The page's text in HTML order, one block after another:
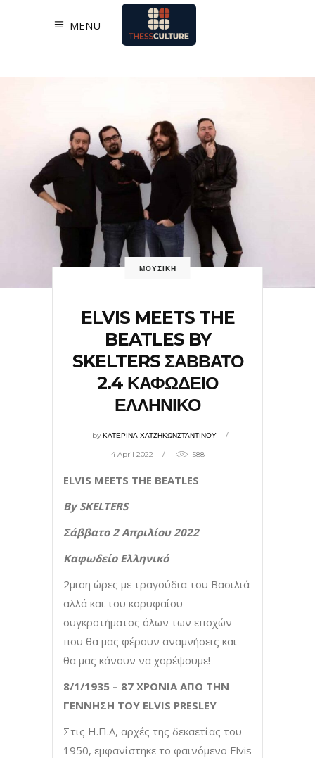
MENU
ΜΟΥΣΙΚΗ
ELVIS MEETS THE
BEATLES BY
SKELTERS ΣΑΒΒΑΤΟ
2.4 ΚΑΦΩΔΕΙΟ
ΕΛΛΗΝΙΚΟ
byΚΑΤΕΡΙΝΑ ΧΑΤΖΗΚΩΝΣΤΑΝΤΙΝΟΥ
4 April 2022 588
ELVIS MEETS THE BEATLES
By SKELTERS
Σάββατο 2 Απριλίου 2022
Καφωδείο Ελληνικό
2μιση ώρες με τραγούδια του Βασιλιά
αλλά και του κορυφαίου
συγκροτήματος όλων των εποχών
που θα μας φέρουν αναμνήσεις και
θα μας κάνουν να χορέψουμε!
8/1/1935 – 87 ΧΡΟΝΙΑ ΑΠΟ ΤΗΝ
ΓΕΝΝΗΣΗ ΤΟΥ ELVIS PRESLEY
Στις Η.Π.Α, αρχές της δεκαετίας του
1950, εμφανίστηκε το φαινόμενο Elvis